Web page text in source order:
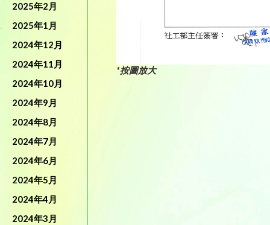
2025年2月
2025年1月
2024年12月
2024年11月
2024年10月
2024年9月
2024年8月
2024年7月
2024年6月
2024年5月
2024年4月
2024年3月
*按圖放大